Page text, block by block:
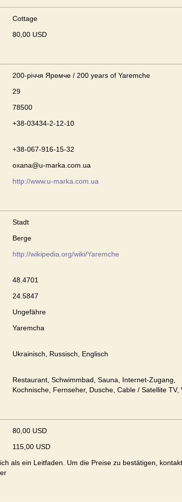
Cottage
80,00 USD
200-річчя Яремче / 200 years of Yaremche
29
78500
+38-03434-2-12-10
+38-067-916-15-32
oxana@u-marka.com.ua
http://www.u-marka.com.ua
Stadt
Berge
http://wikipedia.org/wiki/Yaremche
48.4701
24.5847
Ungefähre
Yaremcha
Ukrainisch, Russisch, Englisch
Restaurant, Schwimmbad, Sauna, Internet-Zugang,
Kochnische, Fernseher, Dusche, Cable / Satellite TV,
80,00 USD
115,00 USD
als ein Leitfaden. Um die Preise zu bestätigen,